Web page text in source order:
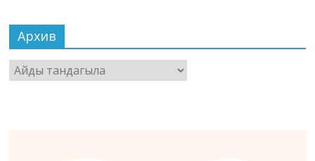
Архив
Архив